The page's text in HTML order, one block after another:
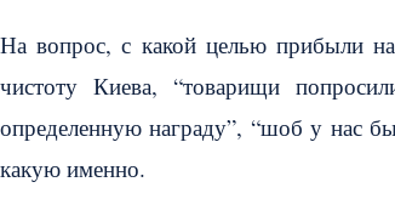
На вопрос, с какой целью прибыли
чистоту Киева, “товарищи
определенную награду”, “шоб у нас
какую именно.